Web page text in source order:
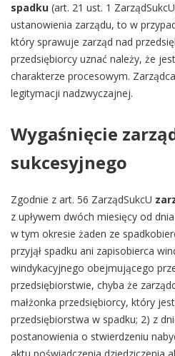
spadku (art. 21 ust. 1
ustanowienia zarządu, to w
który sprawuje zarząd nad
przedsiębiorcy uznać należy, że
charakterze procesowym.
legitymacji nadzwyczajnej.
Wygaśnięcie
sukcesyjnego
Zgodnie z art. 56 ZarządSukcU
z upływem dwóch miesięcy od
w tym okresie żaden ze
przyjął spadku ani zapisobierca
windykacyjnego obejmującego
przedsiębiorstwie, chyba że
małżonka przedsiębiorcy, który
przedsiębiorstwa w spadku; 2) z
postanowienia o stwierdzeniu